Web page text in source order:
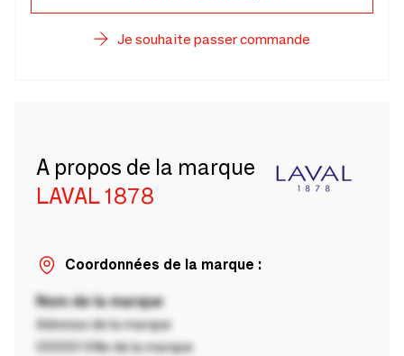
Je souhaite passer commande
A propos de la marque
LAVAL 1878
Coordonnées de la marque :
Nom de la marque
Adresse de la marque
00000 Ville de la marque